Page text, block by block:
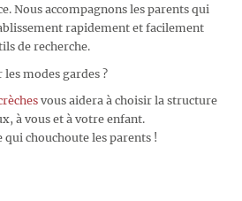
Nous accompagnons les parents qui
rapidement et facilement
de recherche.
modes gardes ?
vous aidera à choisir la structure
à vous et à votre enfant.
chouchoute les parents !